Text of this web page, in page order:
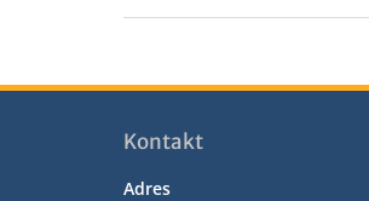
Kontakt
Adres